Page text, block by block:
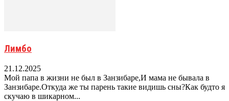
Лимбо
21.12.2025
Мой папа в жизни не был в Занзибаре,И мама не бывала в
Занзибаре.Откуда же ты парень такие видишь сны?Как будто я
скучаю в шикарном...